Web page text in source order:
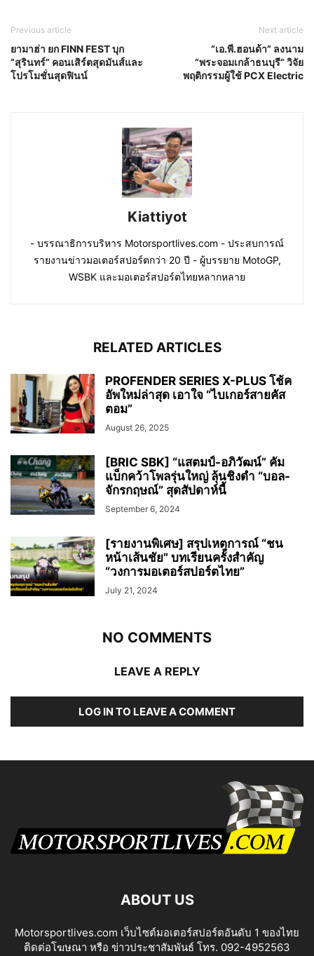
Previous article
ยามาฮ่า ยก FINN FEST บุก
“สุรินทร์” คอนเสิร์ตสุดมันส์และ
โปรโมชั่นสุดฟินน์
Next article
“เอ.พี.ฮอนด้า” ลงนาม
“พระจอมเกล้าธนบุรี” วิจัย
พฤติกรรมผู้ใช้ PCX Electric
Kiattiyot
- บรรณาธิการบริหาร Motorsportlives.com - ประสบการณ์
รายงานข่าวมอเตอร์สปอร์ตกว่า 20 ปี - ผู้บรรยาย MotoGP,
WSBK และมอเตอร์สปอร์ตไทยหลากหลาย
RELATED ARTICLES
PROFENDER SERIES X-PLUS โช้ค
อัพใหม่ล่าสุด เอาใจ “ไบเกอร์สายคัส
ตอม”
August 26, 2025
[BRIC SBK] “แสตมป์-อภิวัฒน์” คัม
แบ็กคว้าโพลรุ่นใหญ่ ลุ้นชิงดำ “บอล-
จักรกฤษณ์” สุดสัปดาห์นี้
September 6, 2024
[รายงานพิเศษ] สรุปเหตุการณ์ “ชน
หน้าเส้นชัย” บทเรียนครั้งสำคัญ
“วงการมอเตอร์สปอร์ตไทย”
July 21, 2024
NO COMMENTS
LEAVE A REPLY
LOG IN TO LEAVE A COMMENT
ABOUT US
Motorsportlives.com เว็บไซต์มอเตอร์สปอร์ตอันดับ 1 ของไทย
ติดต่อโฆษณา หรือ ข่าวประชาสัมพันธ์ โทร. 092-4952563